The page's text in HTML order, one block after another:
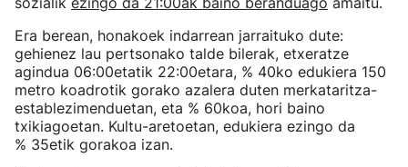
Era berean, honakoek indarrean jarraituko dute:
gehienez lau pertsonako talde bilerak, etxeratze
agindua 06:00etatik 22:00etara, % 40ko edukiera 150
metro koadrotik gorako azalera duten merkataritza-
establezimenduetan, eta % 60koa, hori baino
txikiagoetan. Kultu-aretoetan, edukiera ezingo da
% 35etik gorakoa izan.